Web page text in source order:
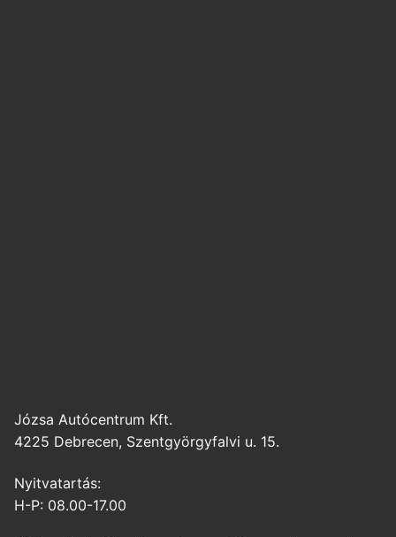
Józsa Autócentrum Kft.
4225 Debrecen, Szentgyörgyfalvi u. 15.
Nyitvatartás:
H-P: 08.00-17.00